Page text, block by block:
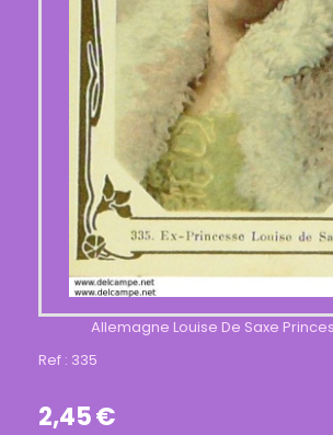
Allemagne Louise De Saxe
Ref : 335
2,45€